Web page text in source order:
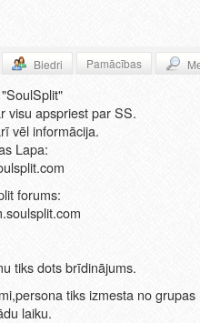
Biedri Pamācības
visu apspriest par SS.
vēl informācija.
Lapa:
forums:
tiks dots brīdinājums.
tiks izmesta no grupas
laiku.